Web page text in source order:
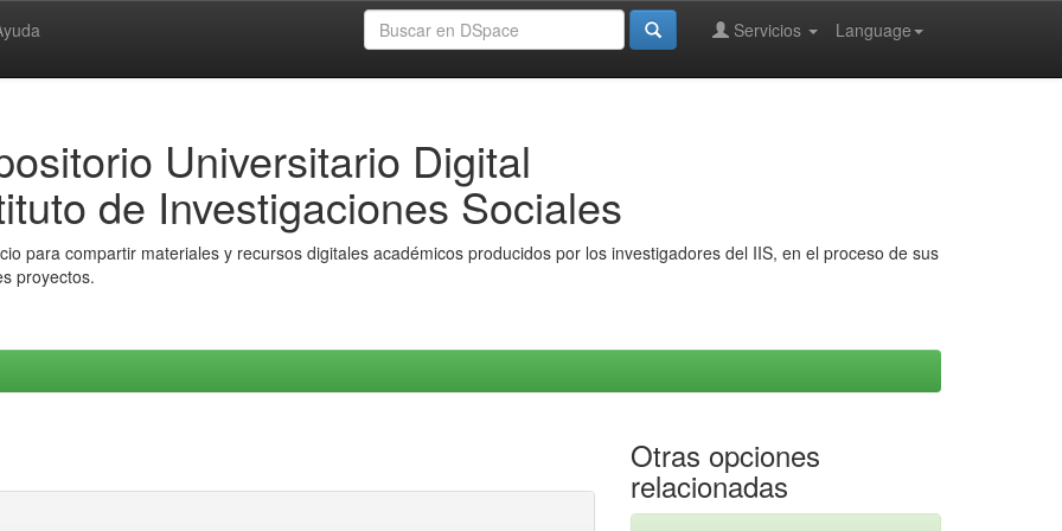
Language
Servicios
Universitario Digital
de Investigaciones Sociales
para compartir materiales y recursos digitales académicos producidos por los investigadores del IIS, en el proceso de sus
proyectos.
Otras opciones
relacionadas